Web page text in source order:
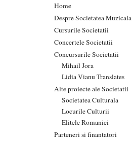
Home
Despre Societatea Muzicala
Cursurile Societatii
Concertele Societatii
Concursurile Societatii
Mihail Jora
Lidia Vianu Translates
Alte proiecte ale Societatii
Societatea Culturala
Locurile Culturii
Elitele Romaniei
Parteneri si finantatori